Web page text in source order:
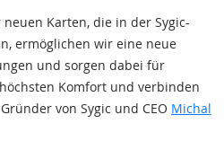
Karten, die in der Sygic-
ermöglichen wir eine neue
und sorgen dabei für
Komfort und verbinden
von Sygic und CEO Michal